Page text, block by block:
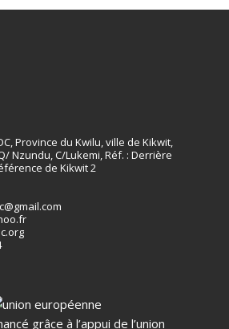
Province du Kwilu, ville de Kikwit,
Nzundu, C/Lukemi, Réf. : Derrière
de Kikwit 2
grâce à l’appui de l’union